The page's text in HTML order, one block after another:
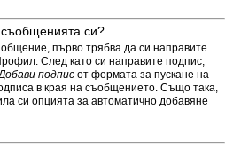
си?
първо трябва да си направите
След като си направите подпис,
подпис от формата за пускане на
в края на съобщението. Също така,
си опцията за автоматично добавяне